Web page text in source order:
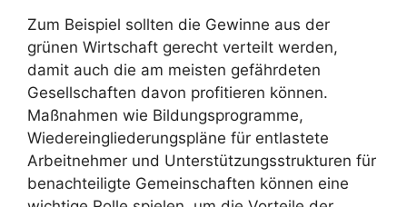
Zum Beispiel sollten die Gewinne aus der
grünen Wirtschaft gerecht verteilt werden,
damit auch die am meisten gefährdeten
Gesellschaften davon profitieren können.
Maßnahmen wie Bildungsprogramme,
Wiedereingliederungspläne für entlastete
Arbeitnehmer und Unterstützungsstrukturen für
benachteiligte Gemeinschaften können eine